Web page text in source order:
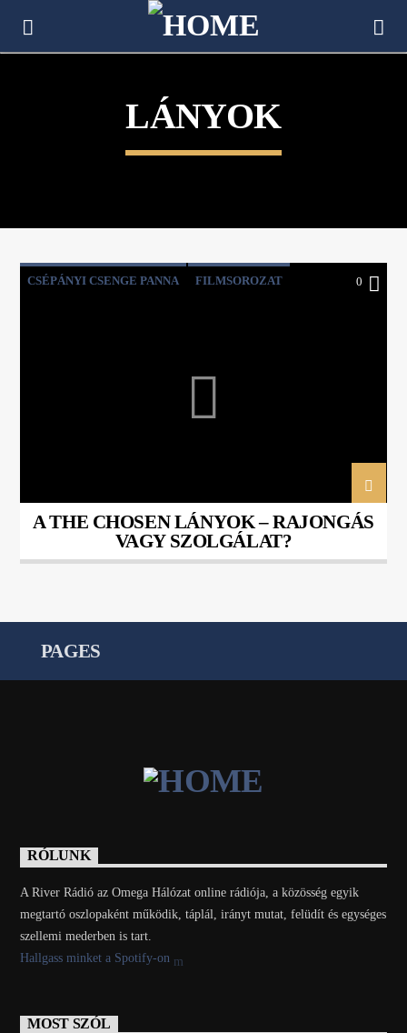
LÁNYOK
CSÉPÁNYI CSENGE PANNA FILMSOROZAT 0
A THE CHOSEN LÁNYOK – RAJONGÁS
VAGY SZOLGÁLAT?
PAGES
RÓLUNK
A River Rádió az Omega Hálózat online rádiója, a közösség egyik
megtartó oszlopaként működik, táplál, irányt mutat, felüdít és egységes
szellemi mederben is tart.
Hallgass minket a Spotify-on
MOST SZÓL